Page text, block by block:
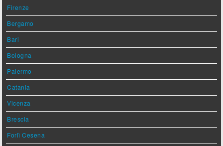
Firenze
Bergamo
Bari
Bologna
Palermo
Catania
Vicenza
Brescia
Forlì Cesena